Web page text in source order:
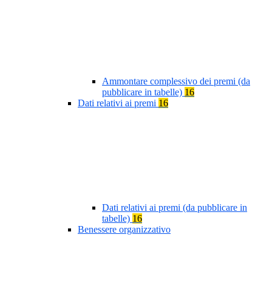
Ammontare complessivo dei premi (da
pubblicare in tabelle) 16
Dati relativi ai premi 16
Dati relativi ai premi (da pubblicare in
tabelle) 16
Benessere organizzativo